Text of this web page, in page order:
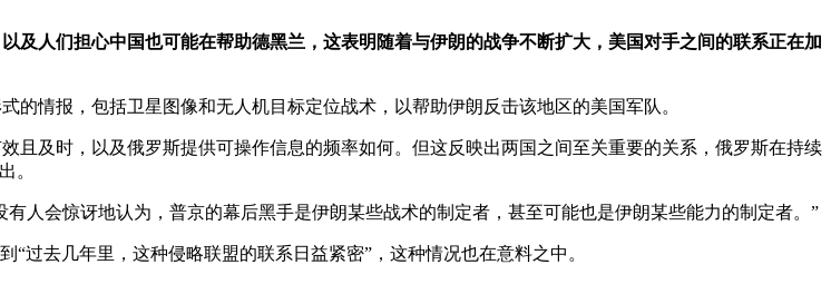
人们担心中国也可能在帮助德黑兰，这表明随着与伊朗的战争不断扩大，美国对手之间的联系正在加
情报，包括卫星图像和无人机目标定位战术，以帮助伊朗反击该地区的美国军队。
且及时，以及俄罗斯提供可操作信息的频率如何。但这反映出两国之间至关重要的关系，俄罗斯在持续
。
人会惊讶地认为，普京的幕后黑手是伊朗某些战术的制定者，甚至可能也是伊朗某些能力的制定者。”
过去几年里，这种侵略联盟的联系日益紧密”，这种情况也在意料之中。